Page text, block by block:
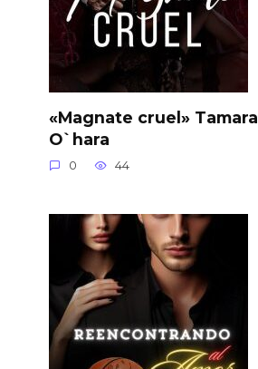
«Magnate cruel» Tamara
O`hara
0 44